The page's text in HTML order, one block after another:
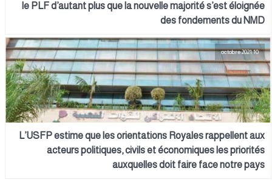
le PLF d’autant plus que la nouvelle majorité s’est éloignée
des fondements du NMD
10 octobre 2021
L’USFP estime que les orientations Royales rappellent aux
acteurs politiques, civils et économiques les priorités
auxquelles doit faire face notre pays